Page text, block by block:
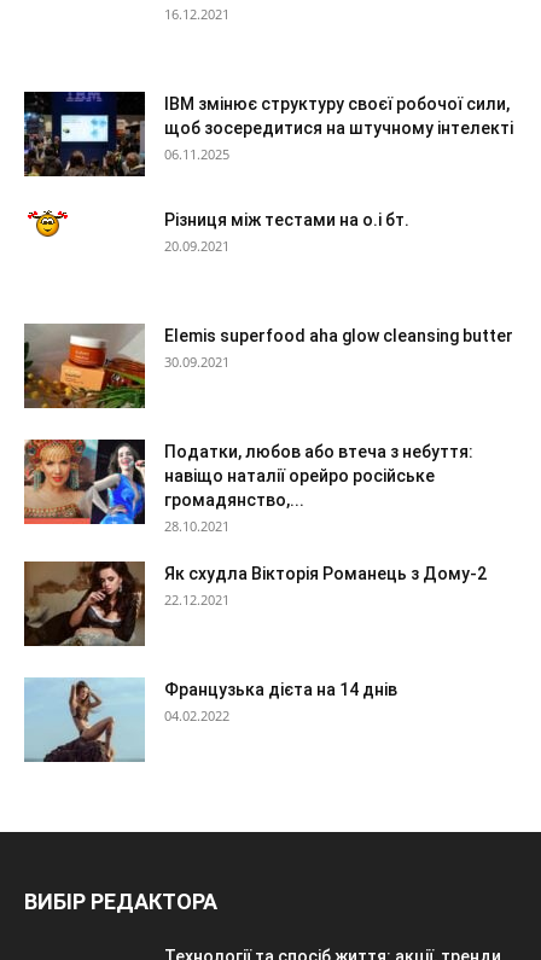
16.12.2021
IBM змінює структуру своєї робочої сили,
щоб зосередитися на штучному інтелекті
06.11.2025
Різниця між тестами на о.і бт.
20.09.2021
Elemis superfood aha glow cleansing butter
30.09.2021
Податки, любов або втеча з небуття:
навіщо наталії орейро російське
громадянство,...
28.10.2021
Як схудла Вікторія Романець з Дому-2
22.12.2021
Французька дієта на 14 днів
04.02.2022
ВИБІР РЕДАКТОРА